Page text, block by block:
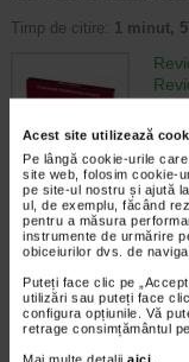
Acest site utilizează
Pe lângă cookie-urile
site web, folosim cookie-
pe site-ul nostru și ajută
ul, de exemplu, făcând
pentru a măsura
instrumente de urmărire
obiceiurilor dvs. de
Puteți face clic pe
utilizări sau puteți face
configura opțiunile. Vă
retrage consimțământul
Timp de citire: 1 minut,
Boli
O
la o
in
energie, incat un
Timp de citire:2 minute,
Boli